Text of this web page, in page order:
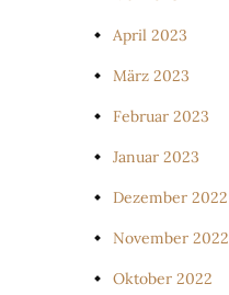
April 2023
März 2023
Februar 2023
Januar 2023
Dezember 2022
November 2022
Oktober 2022